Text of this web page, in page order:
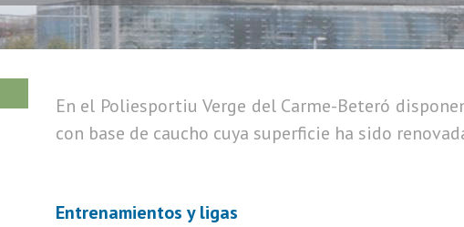
En el Poliesportiu Verge del Carme-Beteró
con base de caucho cuya superficie ha sido
Entrenamientos y ligas